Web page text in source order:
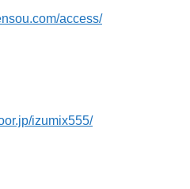
access/
izumix555/